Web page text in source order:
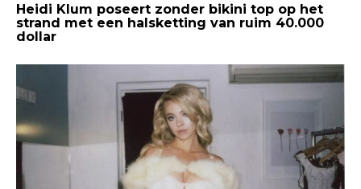
Heidi Klum poseert zonder bikini top op het
strand met een halsketting van ruim 40.000
dollar